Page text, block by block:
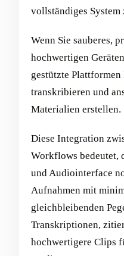
vollständiges
Wenn Sie sauberes,
hochwertigen
gestützte
transkribieren und
Materialien erstellen.
Diese Integration
Workflows bedeutet,
und Audiointerface
Aufnahmen mit
gleichbleibenden
Transkriptionen,
hochwertigere Clips